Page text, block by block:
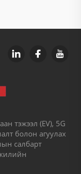
тэжээл (EV), 5G
болон агуулах
салбарт